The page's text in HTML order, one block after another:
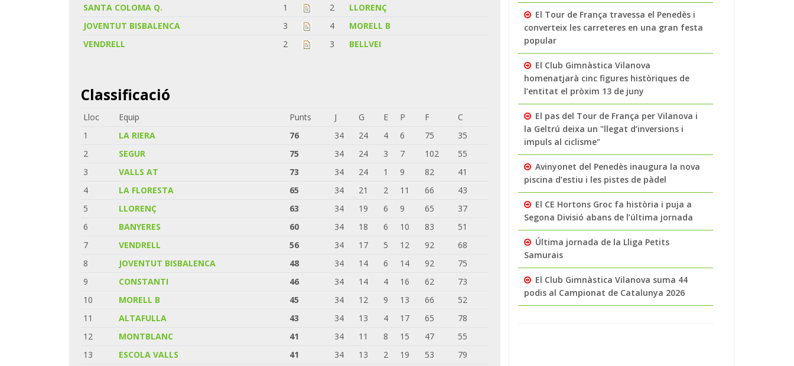
SANTA COLOMA Q.
1 2
LLORENÇ
JOVENTUT BISBALENCA
3 4
MORELL B
VENDRELL
2 3 BELLVEI
Classificació
Lloc Equip Punts J G E P F
C
1
LA RIERA 76 34 24 4 6 75
35
2
SEGUR 75 34 24 3 7 102
55
3
VALLS AT 73 34 24 1 9 82
41
4
LA FLORESTA 65 34 21 2 11 66
43
5
LLORENÇ 63 34 19 6 9 65
37
6
BANYERES 60 34 18 6 10 83
51
7
VENDRELL 56 34 17 5 12 92
68
8
JOVENTUT BISBALENCA 48 34 14 6 14 92
75
9
CONSTANTI 46 34 14 4 16 62
73
10
MORELL B 45 34 12 9 13 66
52
11
ALTAFULLA 43 34 13 4 17 65
78
12
MONTBLANC 41 34 11 8 15 47
55
13
ESCOLA VALLS 41 34 13 2 19 53
79
El Tour de França travessa el Penedès i
converteix les carreteres en una gran festa
popular
El Club Gimnàstica Vilanova
homenatjarà cinc figures històriques de
l’entitat el pròxim 13 de juny
El pas del Tour de França per Vilanova i
la Geltrú deixa un "llegat d’inversions i
impuls al ciclisme"
Avinyonet del Penedès inaugura la nova
piscina d’estiu i les pistes de pàdel
El CE Hortons Groc fa història i puja a
Segona Divisió abans de l’última jornada
Última jornada de la Lliga Petits
Samurais
El Club Gimnàstica Vilanova suma 44
podis al Campionat de Catalunya 2026